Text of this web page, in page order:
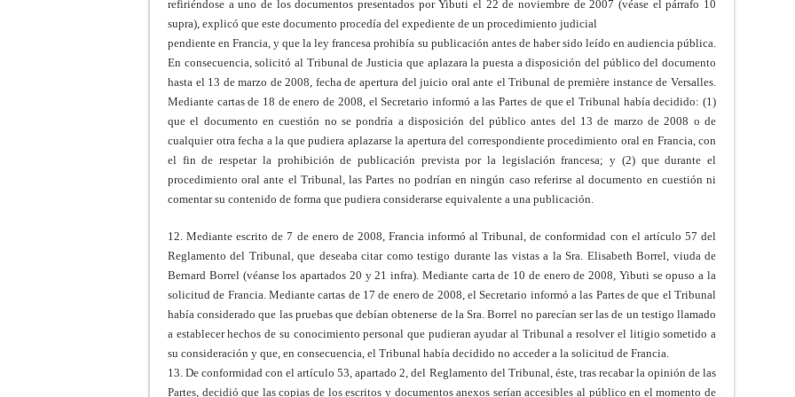
refiriéndose a uno de los documentos presentados por Yibuti el 22 de noviembre de 2007 (véase el párrafo 10
supra), explicó que este documento procedía del expediente de un procedimiento judicial
pendiente en Francia, y que la ley francesa prohibía su publicación antes de haber sido leído en audiencia pública.
En consecuencia, solicitó al Tribunal de Justicia que aplazara la puesta a disposición del público del documento
hasta el 13 de marzo de 2008, fecha de apertura del juicio oral ante el Tribunal de première instance de Versalles.
Mediante cartas de 18 de enero de 2008, el Secretario informó a las Partes de que el Tribunal había decidido: (1)
que el documento en cuestión no se pondría a disposición del público antes del 13 de marzo de 2008 o de
cualquier otra fecha a la que pudiera aplazarse la apertura del correspondiente procedimiento oral en Francia, con
el fin de respetar la prohibición de publicación prevista por la legislación francesa; y (2) que durante el
procedimiento oral ante el Tribunal, las Partes no podrían en ningún caso referirse al documento en cuestión ni
comentar su contenido de forma que pudiera considerarse equivalente a una publicación.
12. Mediante escrito de 7 de enero de 2008, Francia informó al Tribunal, de conformidad con el artículo 57 del
Reglamento del Tribunal, que deseaba citar como testigo durante las vistas a la Sra. Elisabeth Borrel, viuda de
Bernard Borrel (véanse los apartados 20 y 21 infra). Mediante carta de 10 de enero de 2008, Yibuti se opuso a la
solicitud de Francia. Mediante cartas de 17 de enero de 2008, el Secretario informó a las Partes de que el Tribunal
había considerado que las pruebas que debían obtenerse de la Sra. Borrel no parecían ser las de un testigo llamado
a establecer hechos de su conocimiento personal que pudieran ayudar al Tribunal a resolver el litigio sometido a
su consideración y que, en consecuencia, el Tribunal había decidido no acceder a la solicitud de Francia.
13. De conformidad con el artículo 53, apartado 2, del Reglamento del Tribunal, éste, tras recabar la opinión de las
Partes, decidió que las copias de los escritos y documentos anexos serían accesibles al público en el momento de